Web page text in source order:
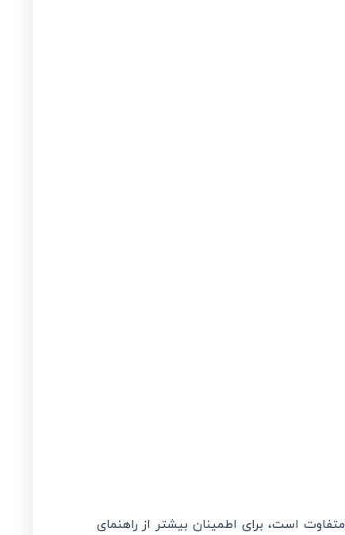
متفاوت است، برای اطمینان بیشتر از راهنمای